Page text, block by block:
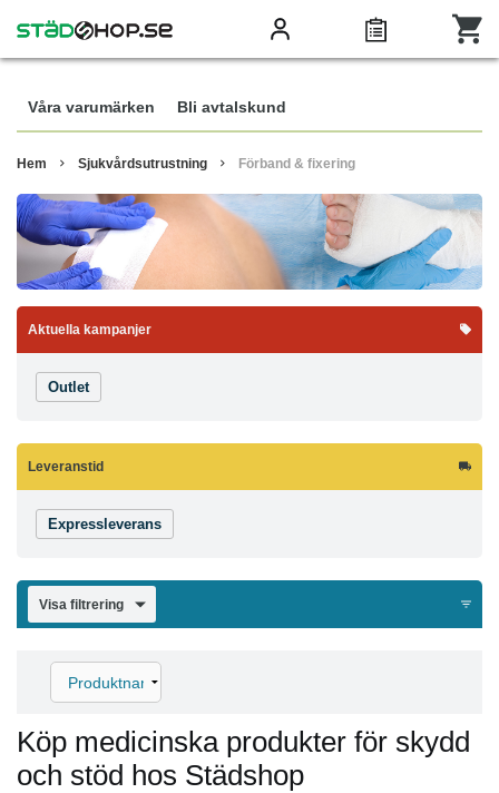
Våra varumärken Bli avtalskund
Hem Sjukvårdsutrustning Förband & fixering
Aktuella kampanjer
Outlet
Leveranstid
Expressleverans
Visa filtrering
Köp medicinska produkter för skydd
och stöd hos Städshop